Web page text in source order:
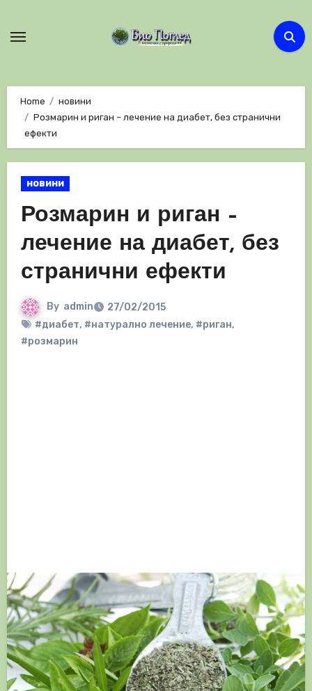
Home
новини
Розмарин и риган – лечение на диабет, без странични
ефекти
новини
Розмарин и риган –
лечение на диабет, без
странични ефекти
By admin
27/02/2015
#диабет, #натурално лечение, #риган,
#розмарин